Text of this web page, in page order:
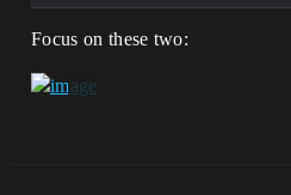
Focus on these two: